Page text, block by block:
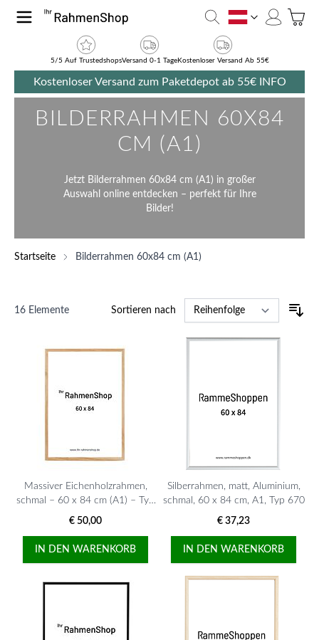
Zum Inhalt springen
AT
5/5 Auf TrustedshopsVersand 0-1 TageKostenloser Versand Ab 55€
Kostenloser Versand zum Paketdepot ab 55€ INFO
BILDERRAHMEN 60X84
CM (A1)
Jetzt Bilderrahmen 60x84 cm (A1) in großer
Auswahl online entdecken – perfekt für Ihre
Bilder!
Startseite Bilderrahmen 60x84 cm (A1)
16 Elemente Sortieren nach
Massiver Eichenholzrahmen,
schmal – 60 x 84 cm (A1) – Typ
320
€ 50,00
IN DEN WARENKORB
Silberrahmen, matt, Aluminium,
schmal, 60 x 84 cm, A1, Typ 670
€ 37,23
IN DEN WARENKORB